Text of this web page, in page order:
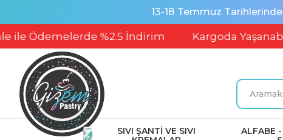
13-18 Temmuz Tarihlerinde
%2.5 İndirim Kargoda
SIVI ŞANTİ VE SIVI
ALFABE